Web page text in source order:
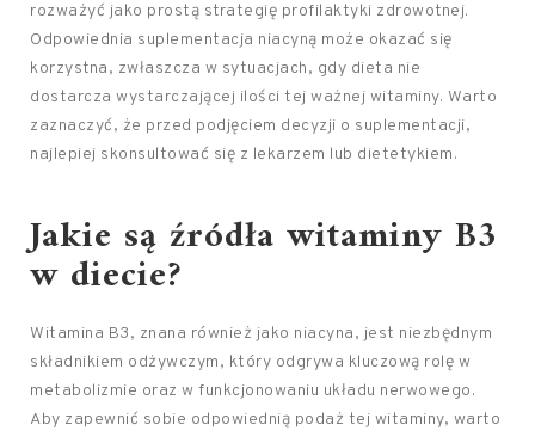
rozważyć jako prostą strategię profilaktyki zdrowotnej.
Odpowiednia suplementacja niacyną może okazać się
korzystna, zwłaszcza w sytuacjach, gdy dieta nie
dostarcza wystarczającej ilości tej ważnej witaminy. Warto
zaznaczyć, że przed podjęciem decyzji o suplementacji,
najlepiej skonsultować się z lekarzem lub dietetykiem.
Jakie są źródła witaminy B3
w diecie?
Witamina B3, znana również jako niacyna, jest niezbędnym
składnikiem odżywczym, który odgrywa kluczową rolę w
metabolizmie oraz w funkcjonowaniu układu nerwowego.
Aby zapewnić sobie odpowiednią podaż tej witaminy, warto